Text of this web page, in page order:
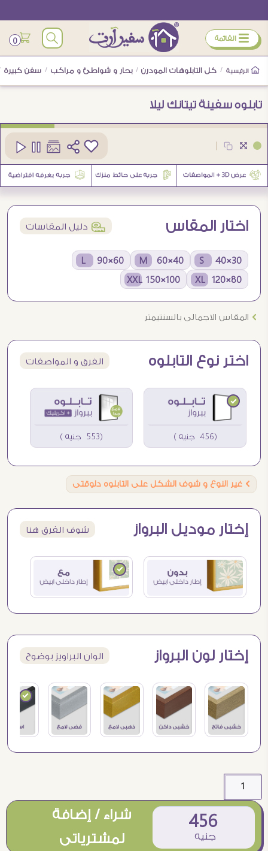
ÿ القائمة 0
الرئيسية / كل التابلوهات المودرن / بحار و شواطئ و مراكب / سفن كبيرة
تابلوه سفينة تيتانك ليلا
اختار المقاس í دليل المقاسات
30×40 S
40×60 M
60×90 L
80×120 XL
100×150 XXL
Ö المقاس الاجمالى بالسنتيمتر
اختر نوع التابلوه الفرق و المواصفات
(456 جنيه ) (553 جنيه )
Ö غير النوع و شوف الشكل على التابلوه دلوقتى
إختار موديل البرواز شوف الفرق هنا
إختار لون البرواز الوان البراويز بوضوح
456
جنيه
شراء / إضافة
لمشترياتى